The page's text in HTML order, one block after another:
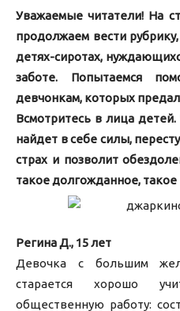
Уважаемые читатели! На
продолжаем вести
детях-сиротах,
заботе. Попытаемся
девчонкам, которых
Всмотритесь в лица
найдет в себе силы,
страх и позволит
такое долгожданное,
Регина Д., 15 лет
Девочка с большим
старается хорошо
общественную работу: